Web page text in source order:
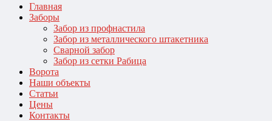
Главная
Заборы
Забор из профнастила
Забор из металлического штакетника
Сварной забор
Забор из сетки Рабица
Ворота
Наши объекты
Статьи
Цены
Контакты